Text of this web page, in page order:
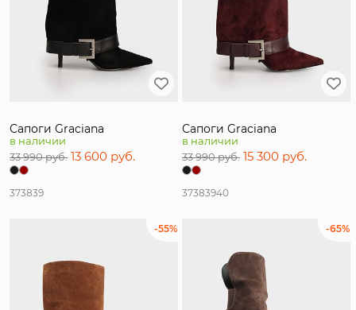
Сапоги Graciana
в наличии
33 990 руб. 13 600 руб.
373839
Сапоги Graciana
в наличии
33 990 руб. 15 300 руб.
37383940
-55% -65%